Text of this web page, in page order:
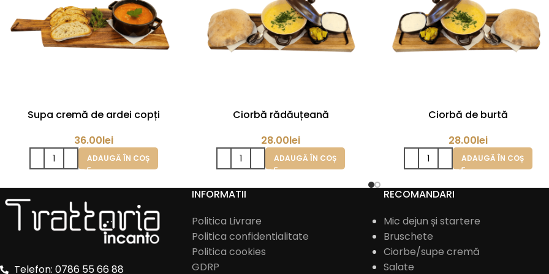
Supa cremă de ardei copți
36.00lei
ADAUGĂ ÎN COȘ
Ciorbă rădăuțeană
28.00lei
ADAUGĂ ÎN COȘ
Ciorbă de burtă
28.00lei
ADAUGĂ ÎN COȘ
Telefon: 0786 55 66 88
INFORMATII
Politica Livrare
Politica confidentialitate
Politica cookies
GDRP
RECOMANDARI
Mic dejun și startere
Bruschete
Ciorbe/supe cremă
Salate